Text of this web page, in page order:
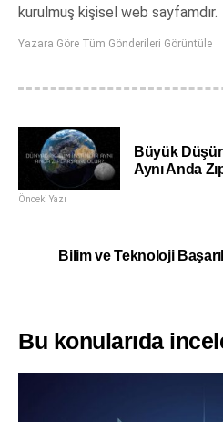
kurulmuş kişisel web sayfamdır.
Yazara Göre Tüm Gönderileri Görüntüle
Büyük
Aynı Anda
Önceki Yazı
Bilim ve Teknoloji
Bu konularıda